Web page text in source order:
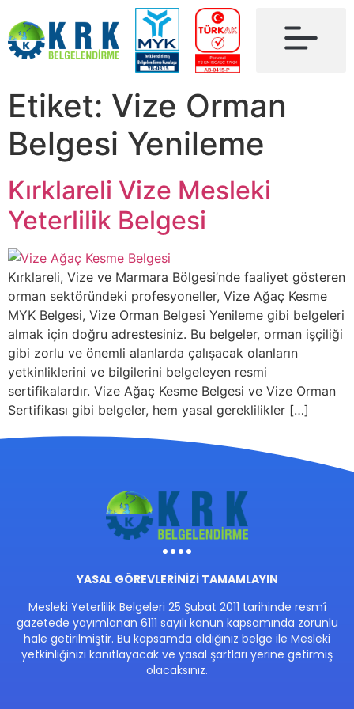
Etiket: Vize Orman
Belgesi Yenileme
Kırklareli Vize Mesleki
Yeterlilik Belgesi
Kırklareli, Vize ve Marmara Bölgesi’nde faaliyet gösteren
orman sektöründeki profesyoneller, Vize Ağaç Kesme
MYK Belgesi, Vize Orman Belgesi Yenileme gibi belgeleri
almak için doğru adrestesiniz. Bu belgeler, orman işçiliği
gibi zorlu ve önemli alanlarda çalışacak olanların
yetkinliklerini ve bilgilerini belgeleyen resmi
sertifikalardır. Vize Ağaç Kesme Belgesi ve Vize Orman
Sertifikası gibi belgeler, hem yasal gereklilikler […]
YASAL GÖREVLERİNİZİ TAMAMLAYIN
Mesleki Yeterlilik Belgeleri 25 Şubat 2011 tarihinde resmî
gazetede yayımlanan 6111 sayılı kanun kapsamında zorunlu
hale getirilmiştir. Bu kapsamda aldığınız belge ile Mesleki
yetkinliğinizi kanıtlayacak ve yasal şartları yerine getirmiş
olacaksınız.